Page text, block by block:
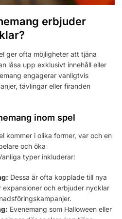
erbjuder
ger ofta möjligheter att tjäna
låsa upp exklusivt innehåll eller
engagerar vanligtvis
tävlingar eller firanden
inom spel
kommer i olika former, var och en
och öka
typer inkluderar:
Dessa är ofta kopplade till nya
expansioner och erbjuder nycklar
Evenemang som Halloween eller